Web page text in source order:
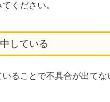
ください。
している
ることで不具合が出てな